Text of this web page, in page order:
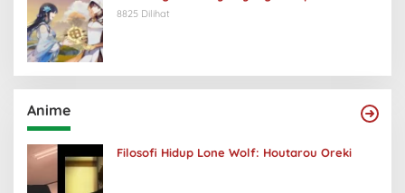
8825 Dilihat
Anime
Filosofi Hidup Lone Wolf: Houtarou Oreki